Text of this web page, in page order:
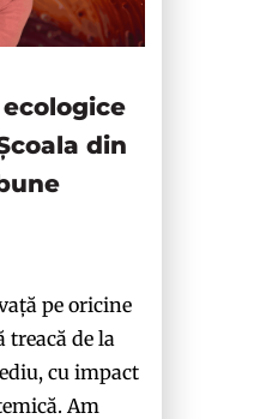
din
pe oricine
treacă de la
cu impact
Am